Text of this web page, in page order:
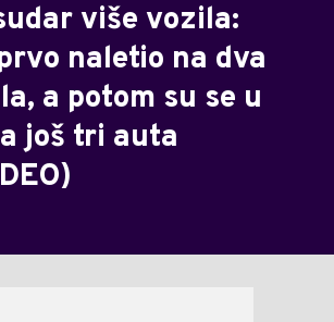
više vozila:
naletio na dva
a potom su se u
još tri auta